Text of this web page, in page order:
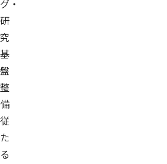
グ・
研
究
基
盤
整
備
従
た
る